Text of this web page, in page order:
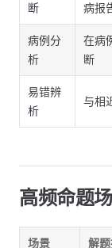
断
病报
病例分
析
在病
断
易错辨
析
与相
高频命题
场景 解